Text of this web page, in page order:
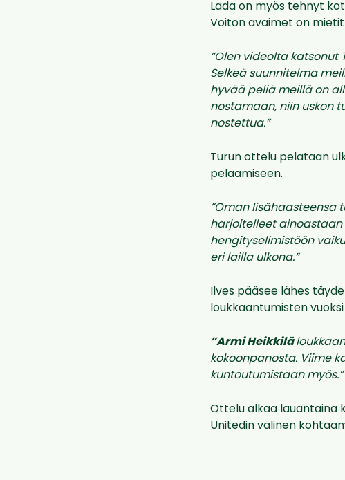
Lada on myös tehnyt
Voiton avaimet on
”Olen videolta katsonut
Selkeä suunnitelma
hyvää peliä meillä on
nostamaan, niin uskon
nostettua.”
Turun ottelu pelataan
pelaamiseen.
”Oman lisähaasteensa
harjoitelleet ainoastaan
hengityselimistöön
eri lailla ulkona.”
Ilves pääsee lähes
loukkaantumisten vuoksi
”Armi Heikkilä
kokoonpanosta. Viime
kuntoutumistaan myös.”
Ottelu alkaa lauantaina
Unitedin välinen